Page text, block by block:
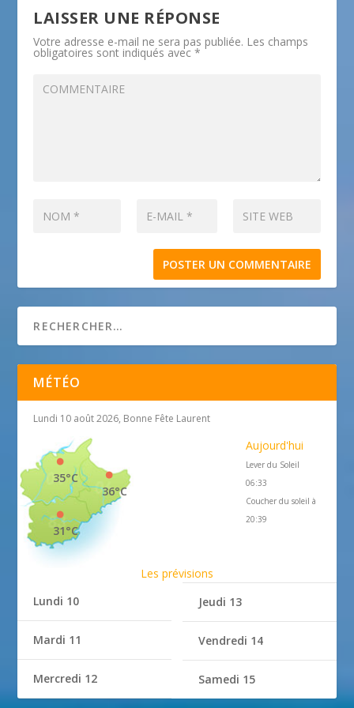
LAISSER UNE RÉPONSE
Votre adresse e-mail ne sera pas publiée. Les champs
obligatoires sont indiqués avec*
MÉTÉO
Lundi 10 août 2026, Bonne Fête Laurent
36°C
35°C
31°C
Aujourd'hui
Lever du Soleil
06:33
Coucher du soleil à
20:39
Les prévisions
Lundi 10
Mardi 11
Mercredi 12
Jeudi 13
Vendredi 14
Samedi 15